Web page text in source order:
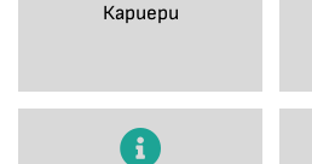
Кариери